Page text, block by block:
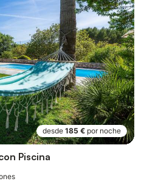
desde 185 € por noche
Piscina